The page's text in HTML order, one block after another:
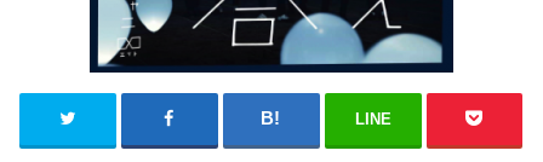
LINE